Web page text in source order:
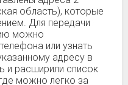
область), которые
Для передачи
можно
или узнать
адресу в
и расширили список
можно легко за